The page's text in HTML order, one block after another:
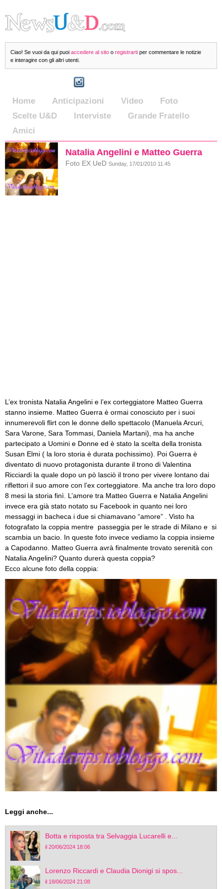
Ciao! Se vuoi da qui puoi accedere al sito o registrarti per commentare le notizie
e interagire con gli altri utenti.
Home Anticipazioni Video
Foto
Scelte U&D
Interviste
Grande Fratello
Amici
Natalia Angelini e Matteo Guerra
Foto EX UeD Sunday, 17/01/2010 11:45
L’ex tronista Natalia Angelini e l’ex corteggiatore Matteo Guerra
stanno insieme. Matteo Guerra è ormai conosciuto per i suoi
innumerevoli flirt con le donne dello spettacolo (Manuela Arcuri,
Sara Varone, Sara Tommasi, Daniela Martani), ma ha anche
partecipato a Uomini e Donne ed è stato la scelta della tronista
Susan Elmi ( la loro storia è durata pochissimo). Poi Guerra è
diventato di nuovo protagonista durante il trono di Valentina
Ricciardi la quale dopo un pò lasciò il trono per vivere lontano dai
riflettori il suo amore con l’ex corteggiatore. Ma anche tra loro dopo
8 mesi la storia finì. L’amore tra Matteo Guerra e Natalia Angelini
invece era già stato notato su Facebook in quanto nei loro
messaggi in bacheca i due si chiamavano “amore” . Visto ha
fotografato la coppia mentre passeggia per le strade di Milano e si
scambia un bacio. In queste foto invece vediamo la coppia insieme
a Capodanno. Matteo Guerra avrà finalmente trovato serenità con
Natalia Angelini? Quanto durerà questa coppia?
Ecco alcune foto della coppia:
Leggi anche...
Botta e risposta tra Selvaggia Lucarelli e...
il 20/06/2024 18:06
Lorenzo Riccardi e Claudia Dionigi si spos...
il 18/06/2024 21:08